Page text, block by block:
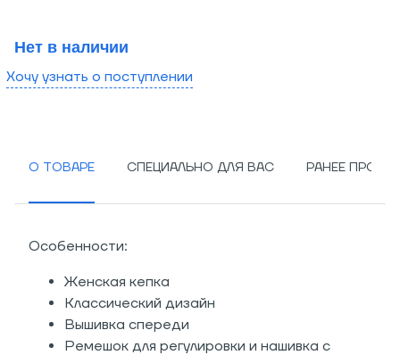
Нет в наличии
Хочу узнать о поступлении
О ТОВАРЕ СПЕЦИАЛЬНО ДЛЯ ВАС РАНЕЕ
Особенности:
Женская кепка
Классический дизайн
Вышивка спереди
Ремешок для регулировки и нашивка с